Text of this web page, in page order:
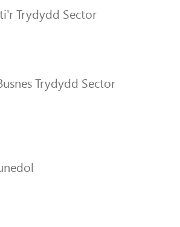
Trydydd Sector
Trydydd Sector